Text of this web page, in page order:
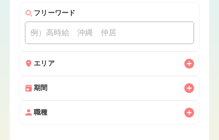
フリーワード
エリア
期間
職種